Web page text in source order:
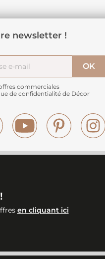
newsletter !
commerciales
de confidentialité de Décor
Facebook YouTube Pinterest
en cliquant ici